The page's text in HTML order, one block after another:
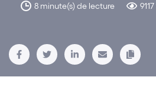
8 minute(s) de lecture